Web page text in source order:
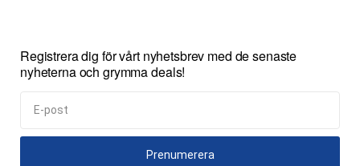
Registrera dig för vårt nyhetsbrev med de senaste
nyheterna och grymma deals!
Prenumerera